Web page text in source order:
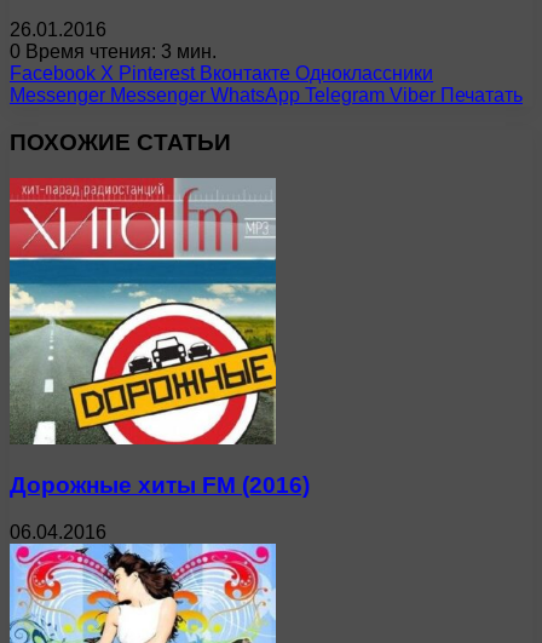
26.01.2016
0 Время чтения: 3 мин.
Facebook X Pinterest Вконтакте Одноклассники
Messenger Messenger WhatsApp Telegram Viber Печатать
ПОХОЖИЕ СТАТЬИ
Дорожные хиты FM (2016)
06.04.2016